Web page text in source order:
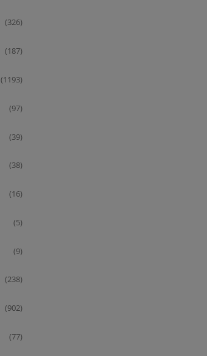
(326)
(187)
(1193)
(97)
(39)
(38)
(16)
(5)
(9)
(238)
(902)
(77)